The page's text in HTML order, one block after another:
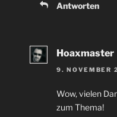
Antworten
Hoaxmaster
9. NOVEMBER
Wow, vielen
zum Thema!